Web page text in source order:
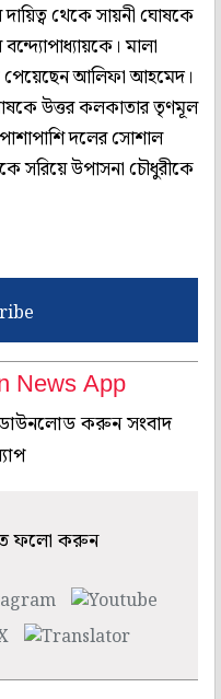
থেকে সায়নী ঘোষকে
মালা
পেয়েছেন আলিফা আহমেদ।
উত্তর কলকাতার তৃণমূল
দলের সোশাল
সরিয়ে উপাসনা চৌধুরীকে
News App
করুন সংবাদ
ফলো করুন